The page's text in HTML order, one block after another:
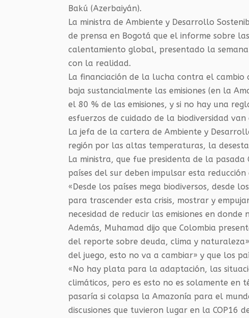
Bakú (Azerbaiyán).
La ministra de Ambiente y Desarrollo
de prensa en Bogotá que el informe sobre
calentamiento global, presentado la
con la realidad.
La financiación de la lucha contra el cambio
baja sustancialmente las emisiones (en la
el 80 % de las emisiones, y si no hay una
esfuerzos de cuidado de la biodiversidad
La jefa de la cartera de Ambiente y
región por las altas temperaturas, la
La ministra, que fue presidenta de la pasada
países del sur deben impulsar esta reducción
«Desde los países mega biodiversos, desde
para trascender esta crisis, mostrar y
necesidad de reducir las emisiones en donde
Además, Muhamad dijo que Colombia
del reporte sobre deuda, clima y
del juego, esto no va a cambiar» y que los
«No hay plata para la adaptación, las
climáticos, pero es esto no es solamente en
pasaría si colapsa la Amazonía para el
discusiones que tuvieron lugar en la COP16